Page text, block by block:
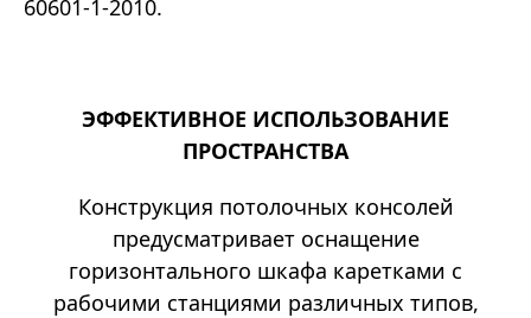
60601-1-2010.
ЭФФЕКТИВНОЕ ИСПОЛЬЗОВАНИЕ
ПРОСТРАНСТВА
Конструкция потолочных консолей
предусматривает оснащение
горизонтального шкафа каретками с
рабочими станциями различных типов,